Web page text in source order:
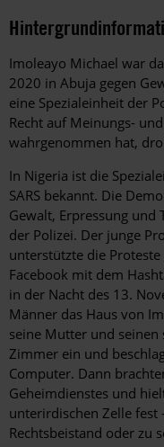
Hintergrund
Imoleayo Michael war
2020 in Abuja gegen
eine Spezialeinheit der
Recht auf Meinungs-
wahrgenommen hat,
In Nigeria ist die
SARS bekannt. Die
Gewalt, Erpressung und
der Polizei. Der junge
unterstützte die Proteste
Facebook mit dem
in der Nacht des 13.
Männer das Haus von
seine Mutter und
Zimmer ein und
Computer. Dann
Geheimdienstes und
unterirdischen Zelle fest
Rechtsbeistand oder zu